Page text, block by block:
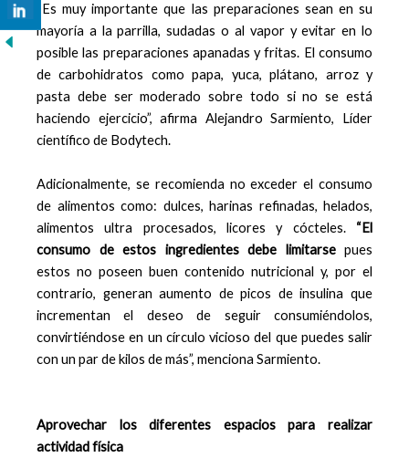
“Es muy importante que las preparaciones sean en su
mayoría a la parrilla, sudadas o al vapor y evitar en lo
posible las preparaciones apanadas y fritas. El consumo
de carbohidratos como papa, yuca, plátano, arroz y
pasta debe ser moderado sobre todo si no se está
haciendo ejercicio”, afirma Alejandro Sarmiento, Líder
científico de Bodytech.
Adicionalmente, se recomienda no exceder el consumo
de alimentos como: dulces, harinas refinadas, helados,
alimentos ultra procesados, licores y cócteles. “El
consumo de estos ingredientes debe limitarsepues
estos no poseen buen contenido nutricional y, por el
contrario, generan aumento de picos de insulina que
incrementan el deseo de seguir consumiéndolos,
convirtiéndose en un círculo vicioso del que puedes salir
con un par de kilos de más”, menciona Sarmiento.
Aprovechar los diferentes espacios para realizar
actividad física